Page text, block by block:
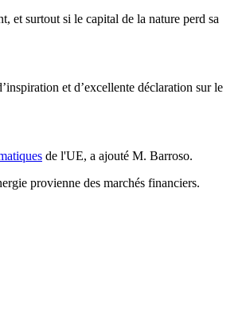
et surtout si le capital de la nature perd sa
et d’excellente déclaration sur le
de l'UE, a ajouté M. Barroso.
provienne des marchés financiers.